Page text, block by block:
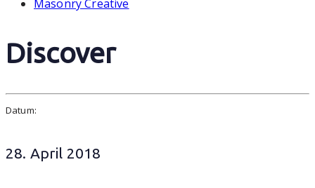
Masonry Creative
Discover
Datum:
28. April 2018